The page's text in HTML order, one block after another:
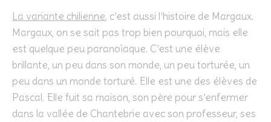
La variante chilienne, c’est aussi l’histoire de Margaux.
Margaux, on se sait pas trop bien pourquoi, mais elle
est quelque peu paranoïaque. C’est une élève
brillante, un peu dans son monde, un peu torturée, un
peu dans un monde torturé. Elle est une des élèves de
Pascal. Elle fuit sa maison, son père pour s’enfermer
dans la vallée de Chantebrie avec son professeur, ses